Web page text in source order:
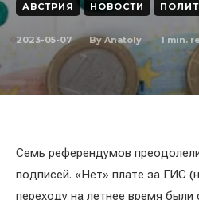
АВСТРИЯ НОВОСТИ
2023-05-07 By Anatoly 1 min.
Семь референдумов
подписей. «Нет» плате за ГИС
переходу на летнее время